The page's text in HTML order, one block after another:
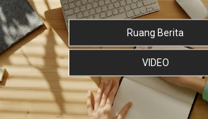
Ruang Berita
VIDEO